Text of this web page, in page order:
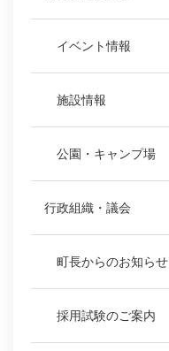
イベント情報
施設情報
公園・キャンプ場
行政組織・議会
町長からのお知らせ
採用試験のご案内